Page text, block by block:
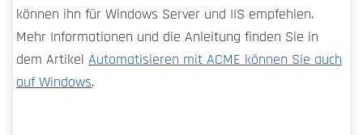
können ihn für Windows Server und IIS empfehlen.
Mehr Informationen und die Anleitung finden Sie in
dem Artikel Automatisieren mit ACME können Sie auch
auf Windows.